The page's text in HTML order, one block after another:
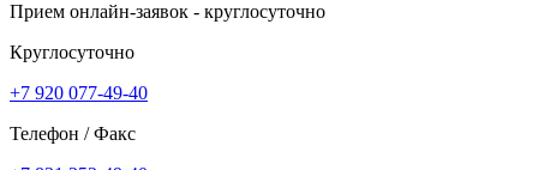
Прием онлайн-заявок - круглосуточно
Круглосуточно
+7 920 077-49-40
Телефон / Факс